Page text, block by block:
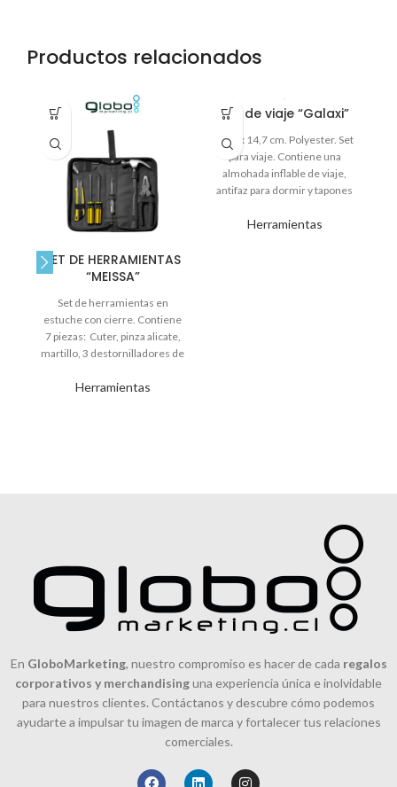
Productos relacionados
SET DE HERRAMIENTAS
“MEISSA”
Herramientas
Set de herramientas en
estuche con cierre. Contiene
7 piezas: Cuter, pinza alicate,
martillo, 3 destornilladores de
chico, punta plana grande y
Set de viaje “Galaxi”
Herramientas
19,3 x 14,7 cm. Polyester. Set
para viaje. Contiene una
almohada inflable de viaje,
antifaz para dormir y tapones
En GloboMarketing, nuestro compromiso es hacer de cada regalos
corporativos y merchandisinguna experiencia única e inolvidable
para nuestros clientes. Contáctanos y descubre cómo podemos
ayudarte a impulsar tu imagen de marca y fortalecer tus relaciones
comerciales.